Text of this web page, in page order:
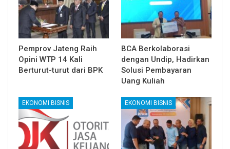
Pemprov Jateng Raih
Opini WTP 14 Kali
Berturut-turut dari BPK
BCA Berkolaborasi
dengan Undip, Hadirkan
Solusi Pembayaran
Uang Kuliah
EKONOMI BISNIS EKONOMI BISNIS